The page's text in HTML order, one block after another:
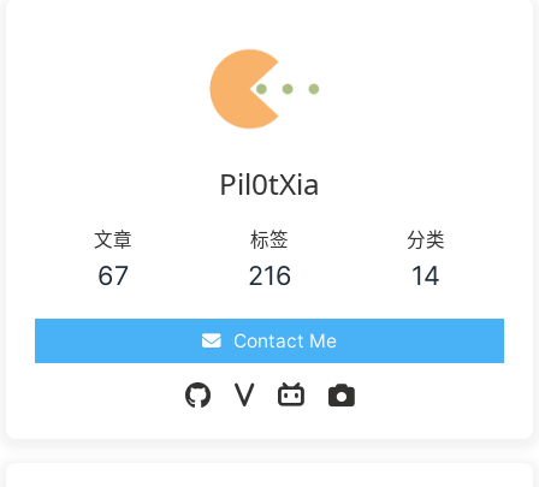
Pil0tXia
文章
67
标签
216
分类
14
Contact Me